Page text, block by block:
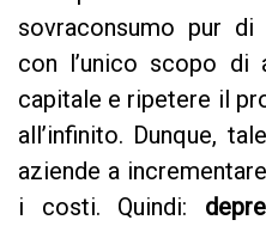
sovraconsumo pur
con l’unico scopo di
capitale e ripetere il
all’infinito. Dunque,
aziende a
i costi. Quindi: